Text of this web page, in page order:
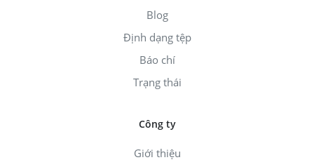
Blog
Định dạng tệp
Báo chí
Trạng thái
Công ty
Giới thiệu